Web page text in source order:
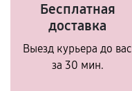
Бесплатная
доставка
Выезд курьера до вас
за 30 мин.